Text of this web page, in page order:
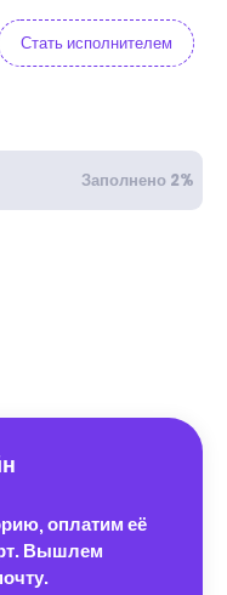
Стать исполнителем
Заполнено 2%
оплатим её
Вышлем